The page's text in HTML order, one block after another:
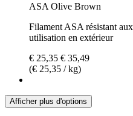
ASA Olive Brown
Filament ASA résistant
utilisation en extérieur
€ 25,35 € 35,49
(€ 25,35 / kg)
Afficher plus d'options